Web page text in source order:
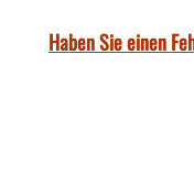
Haben Sie einen